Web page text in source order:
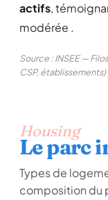
actifs,
modérée .
Source : INSEE —
CSP, établissements)
Housing
Le parc
Types de
composition du